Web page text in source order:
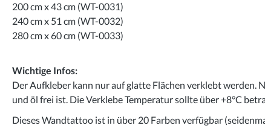
200 cm x 43 cm (WT-0031)
240 cm x 51 cm (WT-0032)
280 cm x 60 cm (WT-0033)
Wichtige Infos:
Der Aufkleber kann nur auf glatte Flächen verklebt werden.
und öl frei ist. Die Verklebe Temperatur sollte über +8°C
Dieses Wandtattoo ist in über 20 Farben verfügbar